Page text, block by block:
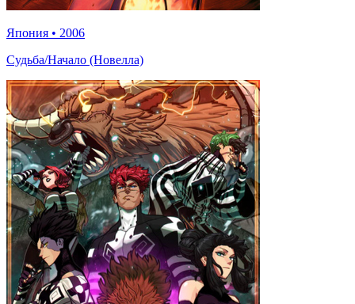
Япония • 2006
Судьба/Начало (Новелла)